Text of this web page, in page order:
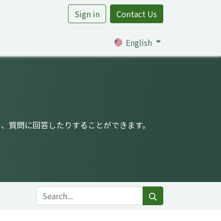
Sign in Contact Us
English
問に回答したりすることができます。